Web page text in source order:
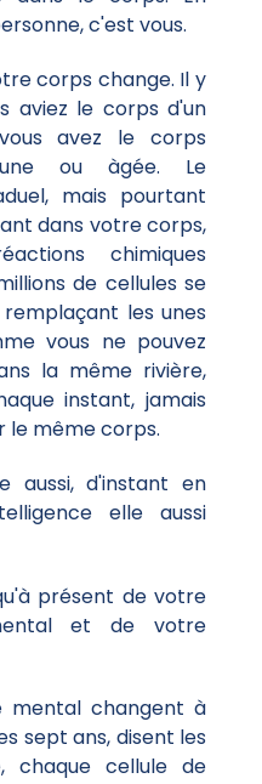
c'est vous.
corps change. Il y
aviez le corps d'un
avez le corps
ou àgée. Le
mais pourtant
dans votre corps,
chimiques
de cellules se
les unes
vous ne pouvez
la même rivière,
instant, jamais
le même corps.
aussi, d'instant en
elle aussi
présent de votre
et de votre
changent à
sept ans, disent les
chaque cellule de